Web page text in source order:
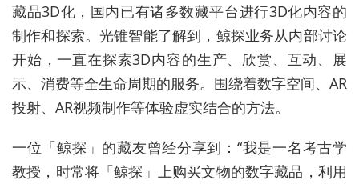
藏品3D化，国内已有诸多数藏平台进行3D化内容的
制作和探索。光锥智能了解到，鲸探业务从内部讨论
开始，一直在探索3D内容的生产、欣赏、互动、展
示、消费等全生命周期的服务。围绕着数字空间、AR
投射、AR视频制作等体验虚实结合的方法。
一位「鲸探」的藏友曾经分享到：“我是一名考古学
教授，时常将「鲸探」上购买文物的数字藏品，利用